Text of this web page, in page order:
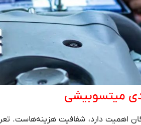
میتسوبیشی
اهمیت دارد، شفافیت هزینه‌هاست.